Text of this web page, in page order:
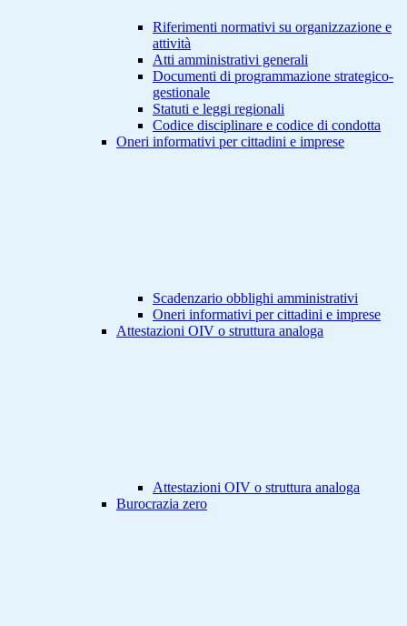
Riferimenti normativi su organizzazione e
attività
Atti amministrativi generali
Documenti di programmazione strategico-
gestionale
Statuti e leggi regionali
Codice disciplinare e codice di condotta
Oneri informativi per cittadini e imprese
Scadenzario obblighi amministrativi
Oneri informativi per cittadini e imprese
Attestazioni OIV o struttura analoga
Attestazioni OIV o struttura analoga
Burocrazia zero